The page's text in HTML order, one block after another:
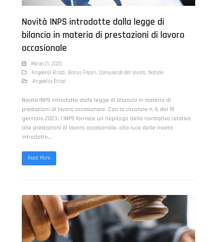
Novità INPS introdotte dalla legge di
bilancio in materia di prestazioni di lavoro
occasionale
Marzo 21, 2023
Angeelijs Brizzi, Bonus Fiscali, Consulenza del lavoro, Notizie
Angeelijs Brizzi
Novità INPS introdotte dalla legge di bilancio in materia di
prestazioni di lavoro occasionale. Con la circolare n. 6 del 19
gennaio 2023, l’INPS fornisce un riepilogo della normativa relativa
alle prestazioni di lavoro occasionale, alla luce delle novità
introdotte…
Read More